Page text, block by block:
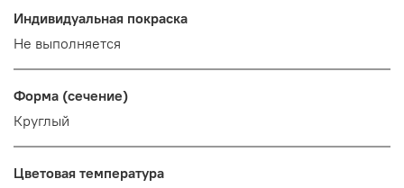
Индивидуальная покраска
Не выполняется
Форма (сечение)
Круглый
Цветовая температура